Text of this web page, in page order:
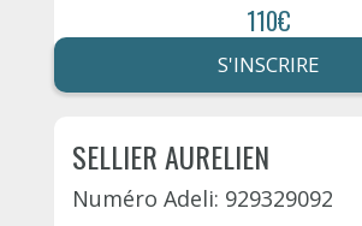
110€
S'INSCRIRE
SELLIER AURELIEN
Numéro Adeli: 929329092